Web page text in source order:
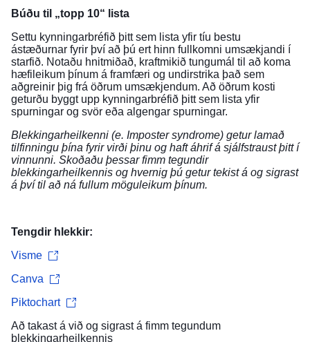
Búðu til „topp 10“ lista
Settu kynningarbréfið þitt sem lista yfir tíu bestu
ástæðurnar fyrir því að þú ert hinn fullkomni umsækjandi í
starfið. Notaðu hnitmiðað, kraftmikið tungumál til að koma
hæfileikum þínum á framfæri og undirstrika það sem
aðgreinir þig frá öðrum umsækjendum. Að öðrum kosti
geturðu byggt upp kynningarbréfið þitt sem lista yfir
spurningar og svör eða algengar spurningar.
Blekkingarheilkenni (e. Imposter syndrome) getur lamað
tilfinningu þína fyrir virði þinu og haft áhrif á sjálfstraust þitt í
vinnunni. Skoðaðu þessar fimm tegundir
blekkingarheilkennis og hvernig þú getur tekist á og sigrast
á því til að ná fullum möguleikum þínum.
Tengdir hlekkir:
Visme
Canva
Piktochart
Að takast á við og sigrast á fimm tegundum
blekkingarheilkennis